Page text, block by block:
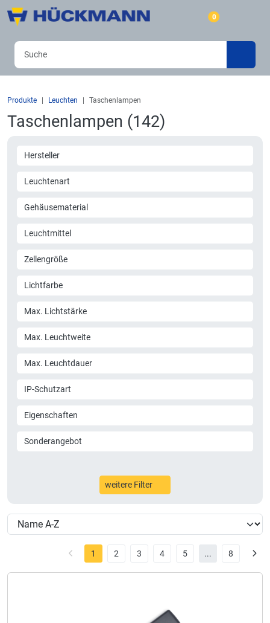
0
Produkte Leuchten Taschenlampen
Taschenlampen (142)
Hersteller
Leuchtenart
Gehäusematerial
Leuchtmittel
Zellengröße
Lichtfarbe
Max. Lichtstärke
Max. Leuchtweite
Max. Leuchtdauer
IP-Schutzart
Eigenschaften
Sonderangebot
weitere Filter
1 2 3 4 5 ... 8